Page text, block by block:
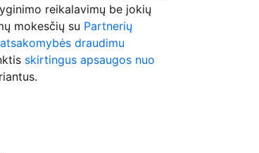
reikalavimų be jokių
mokesčių su Partnerių
draudimu
skirtingus apsaugos nuo